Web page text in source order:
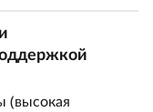
поколения,
организаций,
между
(высокая